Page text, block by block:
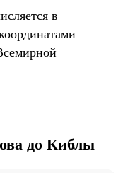
в
до Киблы